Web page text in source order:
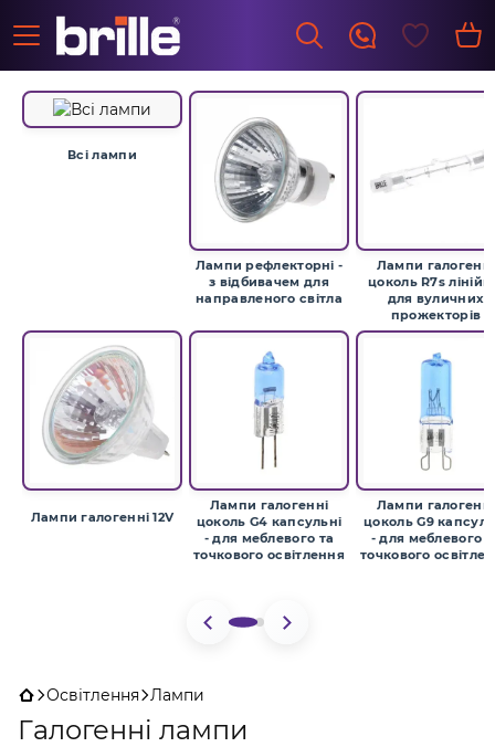
Всі лампи
Лампи галогенні 12V
Лампи рефлекторні -
з відбивачем для
направленого світла
Лампи галогенні
цоколь G4 капсульні
- для меблевого та
точкового освітлення
Лампи галогенні
цоколь R7s
для вуличних
прожекторів
Лампи галогенні
цоколь G9
- для меблевого
точкового
Освітлення Лампи
Галогенні лампи